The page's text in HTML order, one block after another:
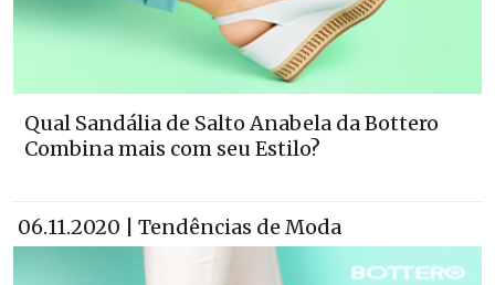
Qual Sandália de Salto Anabela da Bottero
Combina mais com seu Estilo?
06.11.2020 | Tendências de Moda